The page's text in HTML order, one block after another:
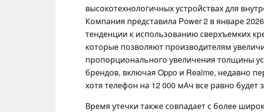
высокотехнологичных устройствах для
Компания представила Power 2 в январе
тенденции к использованию сверхъемких
которые позволяют производителям
пропорционального увеличения толщины
брендов, включая Oppo и Realme, недавно
хотя телефон на 12 000 мАч все равно будет
Время утечки также совпадает с более